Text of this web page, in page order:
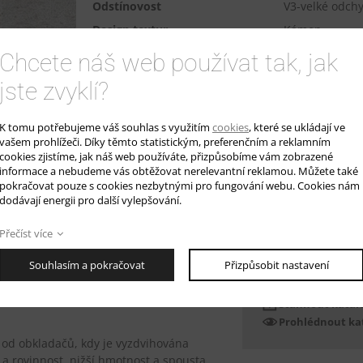
Odstínovost
V3-velké
Design textur
Kámen
Divize
Porcelanosa
Kód
100291976
Dostupnost
U výrobce na
Cena(MOC bez DPH) 1 990
Chci zaslat vzorek Poptat cenu
x 100 cm. Obklady i přes svůj
a mnohonásobně překračující
výrobců, dokáže v čase dodat
investor dodatečně požaduje
obkladačů, kdy je vyzdvihována
GENERÁLNÍ
Porcelanosa
Stáhnout
Prohlédnout
Chcete náš web používat tak, jak
jste zvyklí?
K tomu potřebujeme váš souhlas s využitím cookies, které se ukládají ve
vašem prohlížeči. Díky těmto statistickým, preferenčním a reklamním
cookies zjistíme, jak náš web používáte, přizpůsobíme vám zobrazené
informace a nebudeme vás obtěžovat nerelevantní reklamou. Můžete také
pokračovat pouze s cookies nezbytnými pro fungování webu. Cookies nám
dodávají energii pro další vylepšování.
Přečíst více
Souhlasím a pokračovat Přizpůsobit nastavení